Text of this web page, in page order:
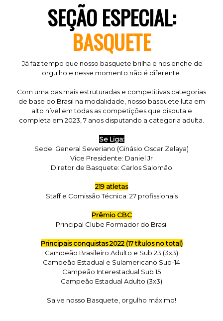
SEÇÃO ESPECIAL:
BASQUETE
Já faz tempo que nosso basquete brilha e nos enche de
orgulho e nesse momento não é diferente.
Com uma das mais estruturadas e competitivas categorias
de base do Brasil na modalidade, nosso basquete luta em
alto nível em todas as competições que disputa e
completa em 2023, 7 anos disputando a categoria adulta.
Se Liga:
Sede: General Severiano (Ginásio Oscar Zelaya)
Vice Presidente: Daniel Jr
Diretor de Basquete: Carlos Salomão
219 atletas
Staff e Comissão Técnica: 27 profissionais
Prêmio CBC
Principal Clube Formador do Brasil
Principais conquistas 2022 (17 títulos no total)
Campeão Brasileiro Adulto e Sub 23 (3x3)
Campeão Estadual e Sulamericano Sub-14
Campeão Interestadual Sub 15
Campeão Estadual Adulto (3x3)
Salve nosso Basquete, orgulho máximo!